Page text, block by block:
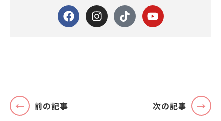
前の記事 次の記事